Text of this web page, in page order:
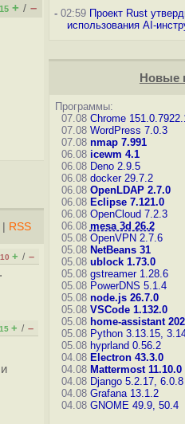
+ / –
RSS
+ / –
+ / –
-02:59 Проект Rust
использования AI-
Новые
Программы:
07.08 Chrome
07.08 WordPress 7.0.3
07.08 nmap 7.991
06.08 icewm 4.1
06.08 Deno 2.9.5
06.08 docker 29.7.2
06.08 OpenLDAP 2.7.0
06.08 Eclipse 7.121.0
06.08 OpenCloud 7.2.3
06.08 mesa 3d 26.2
05.08 OpenVPN 2.7.6
05.08 NetBeans 31
05.08 ublock 1.73.0
05.08 gstreamer 1.28.6
05.08 PowerDNS 5.1.4
05.08 node.js 26.7.0
05.08 VSCode 1.132.0
05.08 home-assistant
05.08 Python 3.13.15,
05.08 hyprland 0.56.2
04.08 Electron 43.3.0
04.08 Mattermost 11.10.0
04.08 Django 5.2.17, 6.0.8
04.08 Grafana 13.1.2
04.08 GNOME 49.9, 50.4